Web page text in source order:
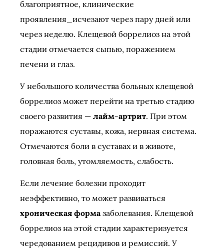
благоприятное, клинические
проявления_исчезают через пару дней или
через неделю. Клещевой боррелиоз на этой
стадии отмечается сыпью, поражением
печени и глаз.
У небольшого количества больных клещевой
боррелиоз может перейти на третью стадию
своего развития — лайм-артрит. При этом
поражаются суставы, кожа, нервная система.
Отмечаются боли в суставах и в животе,
головная боль, утомляемость, слабость.
Если лечение болезни проходит
неэффективно, то может развиваться
хроническая формазаболевания. Клещевой
боррелиоз на этой стадии характеризуется
чередованием рецидивов и ремиссий. У